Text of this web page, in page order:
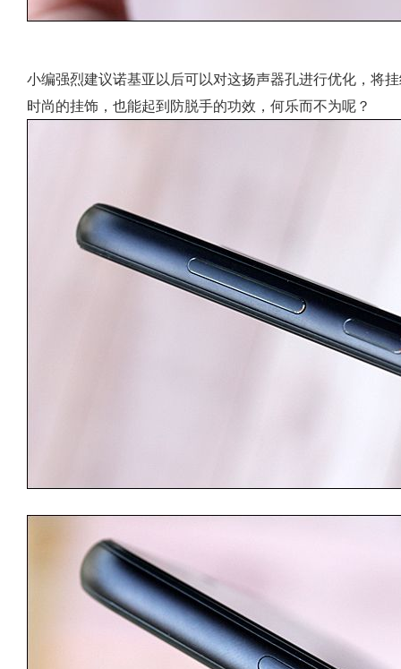
小编强烈建议诺基亚以后可以对这扬声器孔进行优化，将
时尚的挂饰，也能起到防脱手的功效，何乐而不为呢？